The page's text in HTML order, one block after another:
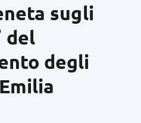
sugli
del
degli